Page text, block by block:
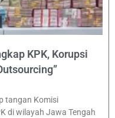
KPK, Korupsi
tangan Komisi
di wilayah Jawa Tengah